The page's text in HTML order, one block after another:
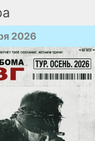
2026